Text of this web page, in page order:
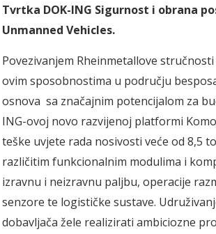
Tvrtka DOK-ING Sigurnost i obrana
Unmanned Vehicles.
Povezivanjem Rheinmetallove
ovim sposobnostima u području
osnova sa značajnim potencijalom za
ING-ovoj novo razvijenoj platformi
teške uvjete rada nosivosti veće od 8,5
različitim funkcionalnim modulima i
izravnu i neizravnu paljbu, operacije
senzore te logističke sustave.
dobavljača žele realizirati ambiciozne